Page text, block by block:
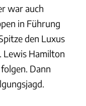
war auch
in Führung
den Luxus
Lewis Hamilton
Dann